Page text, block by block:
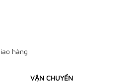
hàng
VẬN CHUYỂN